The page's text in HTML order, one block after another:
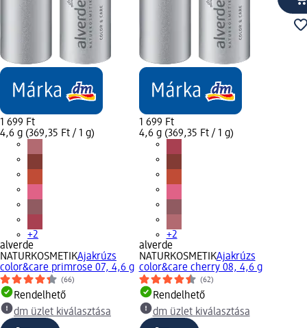
1 699 Ft
4,6 g (369,35 Ft / 1 g)
+2
alverde
NATURKOSMETIKAjakrúzs
color&care primrose 07, 4,6 g
(66)
Rendelhető
dm üzlet kiválasztása
1 699 Ft
4,6 g (369,35 Ft / 1 g)
+2
alverde
NATURKOSMETIKAjakrúzs
color&care cherry 08, 4,6 g
(62)
Rendelhető
dm üzlet kiválasztása